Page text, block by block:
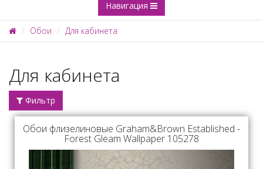
Навигация
Обои Для кабинета
Для кабинета
Фильтр
Обои флизелиновые Graham&Brown Established -
Forest Gleam Wallpaper 105278